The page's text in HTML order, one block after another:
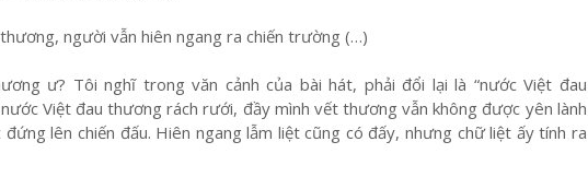
ương, người vẫn hiên ngang ra chiến trường (…)
ương ư? Tôi nghĩ trong văn cảnh của bài hát, phải đổi lại là “nước Việt đau
ước Việt đau thương rách rưới, đầy mình vết thương vẫn không được yên lành
đứng lên chiến đấu. Hiên ngang lẫm liệt cũng có đấy, nhưng chữliệt ấy tính ra